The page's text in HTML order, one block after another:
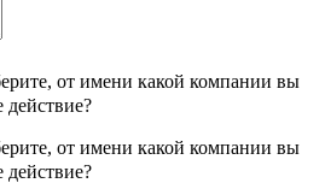
от имени какой компании вы
действие?
от имени какой компании вы
действие?